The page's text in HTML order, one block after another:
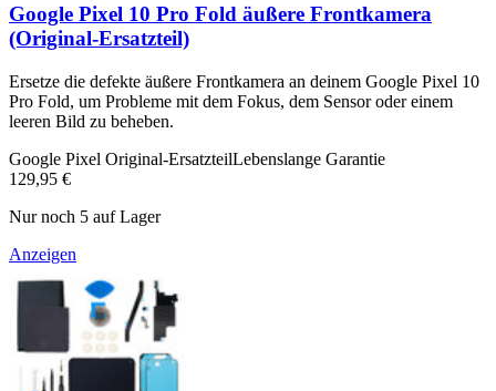
Google Pixel 10 Pro Fold äußere Frontkamera
(Original-Ersatzteil)
Ersetze die defekte äußere Frontkamera an deinem Google Pixel 10
Pro Fold, um Probleme mit dem Fokus, dem Sensor oder einem
leeren Bild zu beheben.
Google Pixel Original-ErsatzteilLebenslange Garantie
129,95 €
Nur noch 5 auf Lager
Anzeigen